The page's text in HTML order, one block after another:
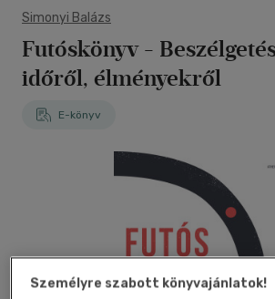
Simonyi Balázs
Futóskönyv -
időről, élményekről
E-könyv
Személyre szabott könyvajánlatok!